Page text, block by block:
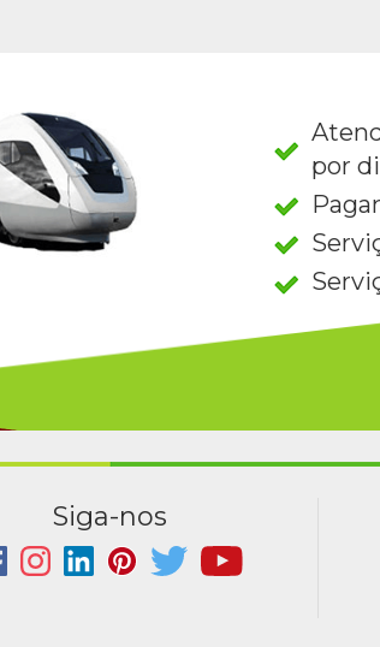
por
Siga-nos